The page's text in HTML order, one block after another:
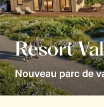
Resort
Nouveau parc de